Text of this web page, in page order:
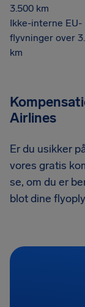
3.500 km
Ikke-interne EU-
flyvninger over
km
Airlines
Er du usikker
vores gratis
se, om du er
blot dine